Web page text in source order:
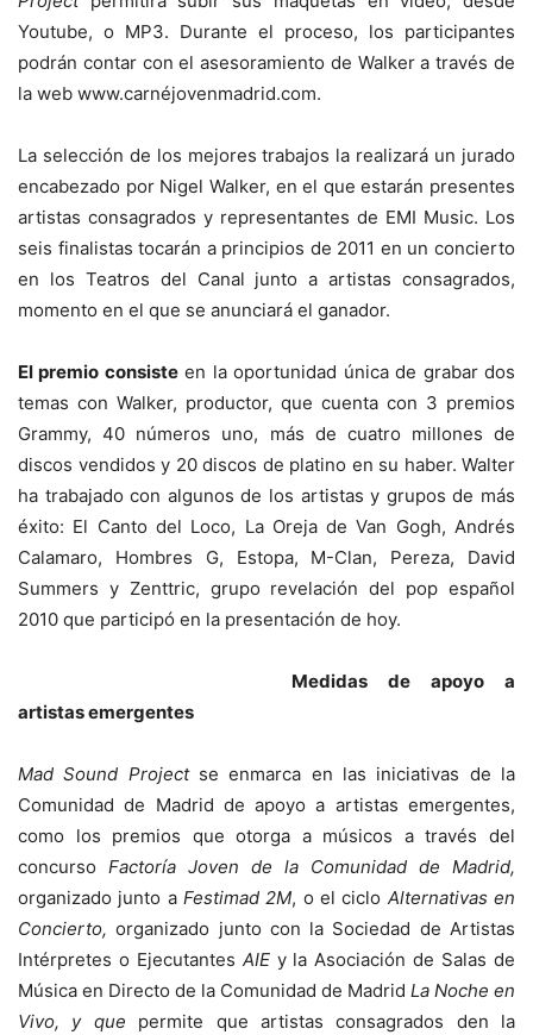
Youtube, o MP3. Durante el proceso, los participantes
podrán contar con el asesoramiento de Walker a través de
la web www.carnéjovenmadrid.com.
La selección de los mejores trabajos la realizará un jurado
encabezado por Nigel Walker, en el que estarán presentes
artistas consagrados y representantes de EMI Music. Los
seis finalistas tocarán a principios de 2011 en un concierto
en los Teatros del Canal junto a artistas consagrados,
momento en el que se anunciará el ganador.
El premio consisteen la oportunidad única de grabar dos
temas con Walker, productor, que cuenta con 3 premios
Grammy, 40 números uno, más de cuatro millones de
discos vendidos y 20 discos de platino en su haber. Walter
ha trabajado con algunos de los artistas y grupos de más
éxito: El Canto del Loco, La Oreja de Van Gogh, Andrés
Calamaro, Hombres G, Estopa, M-Clan, Pereza, David
Summers y Zenttric, grupo revelación del pop español
2010 que participó en la presentación de hoy.
Medidas de apoyo a
artistas emergentes
Mad Sound Project se enmarca en las iniciativas de la
Comunidad de Madrid de apoyo a artistas emergentes,
como los premios que otorga a músicos a través del
concurso Factoría Joven de la Comunidad de Madrid,
organizado junto aFestimad 2M, o el ciclo Alternativas en
Concierto, organizado junto con la Sociedad de Artistas
Intérpretes o Ejecutantes AIEy la Asociación de Salas de
Música en Directo de la Comunidad de Madrid La Noche en
Vivo, y que permite que artistas consagrados den la